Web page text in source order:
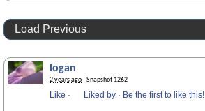
Load Previous
logan
2 years ago· Snapshot 1262
Like · Liked by · Be the first to like this!